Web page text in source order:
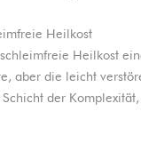
Heilkost
Heilkost
aber die leicht
der